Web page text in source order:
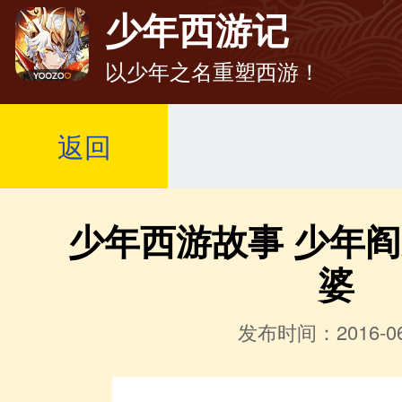
少年西游记
以少年之名重塑西游！
返回
少年西游故事 少年
婆
发布时间：2016-